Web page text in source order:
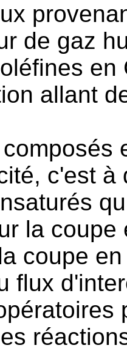
de gaz
allant
c'est à
la
coupe
flux